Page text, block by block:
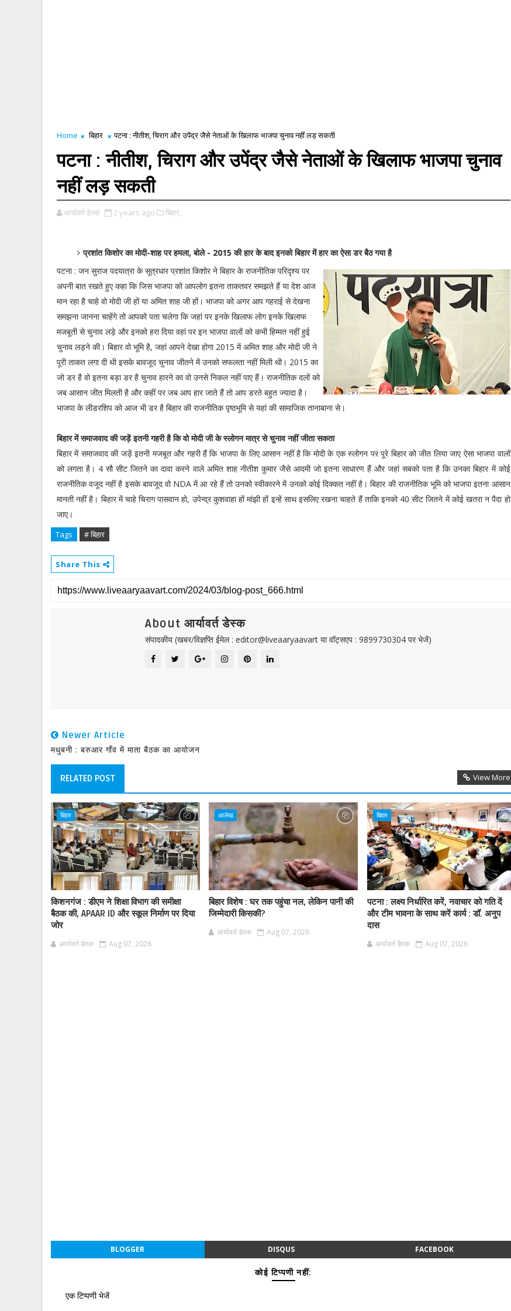
Home बिहार पटना : नीतीश, चिराग और उपेंद्र जैसे नेताओं के खिलाफ भाजपा चुनाव नहीं लड़ सकती
पटना : नीतीश, चिराग और उपेंद्र जैसे नेताओं के खिलाफ भाजपा चुनाव
नहीं लड़ सकती
आर्यावर्त डेस्क 2 years ago बिहार,
प्रशांत किशोर का मोदी-शाह पर हमला, बोले - 2015 की हार के बाद इनको बिहार में हार का ऐसा डर बैठ गया है
पटना : जन सुराज पदयात्रा के सूत्रधार प्रशांत किशोर ने बिहार के राजनीतिक परिदृश्य पर
अपनी बात रखते हुए कहा कि जिस भाजपा को आपलोग इतना ताकतवर समझते हैं या देश आज
मान रहा है चाहे वो मोदी जी हों या अमित शाह जी हों। भाजपा को अगर आप गहराई से देखना
समझना जानना चाहेंगे तो आपको पता चलेगा कि जहां पर इनके खिलाफ लोग इनके खिलाफ
मजबूती से चुनाव लड़े और इनको हरा दिया वहां पर इन भाजपा वालों को कभी हिम्मत नहीं हुई
चुनाव लड़ने की। बिहार वो भूमि है, जहां आपने देखा होगा 2015 में अमित शाह और मोदी जी ने
पूरी ताकत लगा दी थी इसके बावजूद चुनाव जीतने में उनको सफलता नहीं मिली थी। 2015 का
जो डर है वो इतना बड़ा डर है चुनाव हारने का वो उनसे निकल नहीं पाए हैं। राजनीतिक दलों को
जब आसान जीत मिलती है और कहीं पर जब आप हार जाते हैं तो आप डरते बहुत ज्यादा है।
भाजपा के लीडरशिप को आज भी डर है बिहार की राजनीतिक पृष्ठभूमि से यहां की सामाजिक तानाबाना से।
बिहार में समाजवाद की जड़ें इतनी गहरी है कि वो मोदी जी के स्लोगन मात्र से चुनाव नहीं जीता सकता
बिहार में समाजवाद की जड़ें इतनी मजबूत और गहरी हैं कि भाजपा के लिए आसान नहीं है कि मोदी के एक स्लोगन पर पूरे बिहार को जीत लिया जाए ऐसा भाजपा वालों
को लगता है। 4 सौ सीट जितने का दावा करने वाले अमित शाह नीतीश कुमार जैसे आदमी जो इतना साधारण हैं और जहां सबको पता है कि उनका बिहार में कोई
राजनीतिक वजूद नहीं है इसके बावजूद वो NDA में आ रहे हैं तो उनको स्वीकारने में उनको कोई दिक्कत नहीं है। बिहार की राजनीतिक भूमि को भाजपा इतना आसान
मानती नहीं है। बिहार में चाहे चिराग पासवान हो, उपेन्द्र कुशवाहा हों मांझी हों इन्हें साथ इसलिए रखना चाहते हैं ताकि इनको 40 सीट जितने में कोई खतरा न पैदा हो
जाए।
Tags # बिहार
Share This
About आर्यावर्त डेस्क
संपादकीय (खबर/विज्ञप्ति ईमेल : editor@liveaaryaavart या वॉट्सएप : 9899730304 पर भेजें)
Newer Article
मधुबनी : बरुआर गाँव में माता बैठक का आयोजन
RELATED POST View More
बिहार
किशनगंज : डीएम ने शिक्षा विभाग की समीक्षा
बैठक की, APAAR ID और स्कूल निर्माण पर दिया
जोर
आर्यावर्त डेस्क Aug 07, 2026
आलेख
बिहार विशेष : घर तक पहुंचा नल, लेकिन पानी की
जिम्मेदारी किसकी?
आर्यावर्त डेस्क Aug 07, 2026
बिहार
पटना : लक्ष्य निर्धारित करें, नवाचार को गति दें
और टीम भावना के साथ करें कार्य : डॉ. अनुप
दास
आर्यावर्त डेस्क Aug 07, 2026
BLOGGER DISQUS FACEBOOK
कोई टिप्पणी नहीं:
एक टिप्पणी भेजें